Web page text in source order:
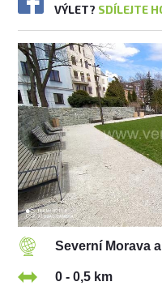
VÝLET? SDÍLEJTE
Severní Morava
0 - 0,5 km